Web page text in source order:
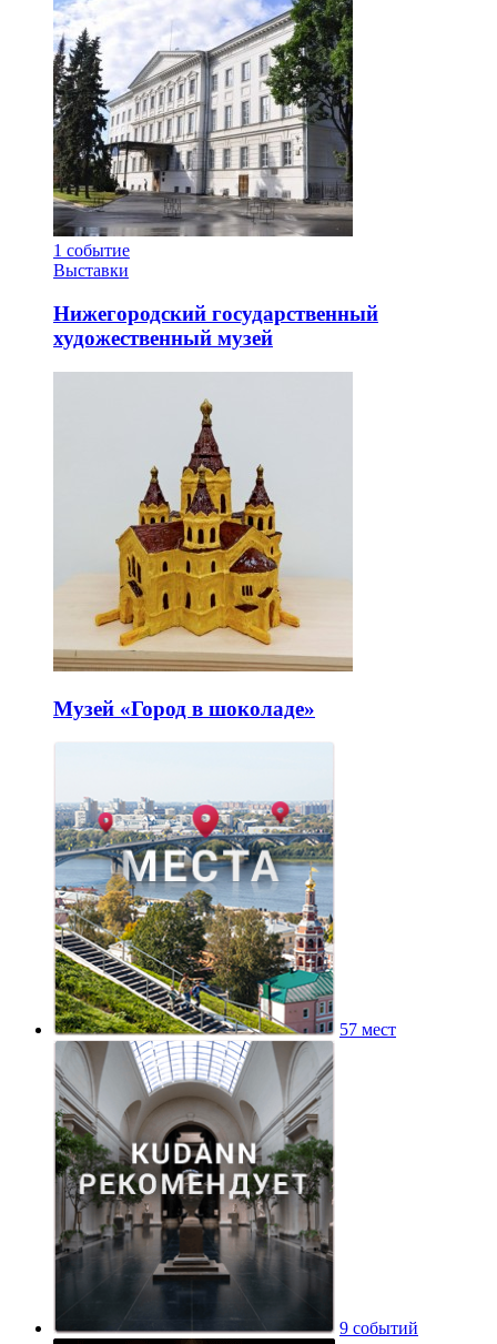
1 событие
Выставки
Нижегородский государственный
художественный музей
Музей «Город в шоколаде»
57 мест
9 событий